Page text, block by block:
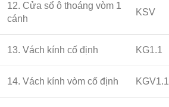
12. Cửa sổ ô thoáng vòm 1
cánh
KSV
13. Vách kính cố định KG1.1
14. Vách kính vòm cố định KGV1.1